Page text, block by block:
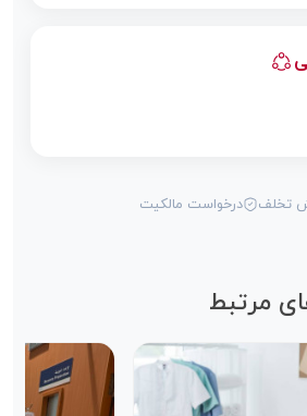
تخلف درخواست مالکیت
مرتبط